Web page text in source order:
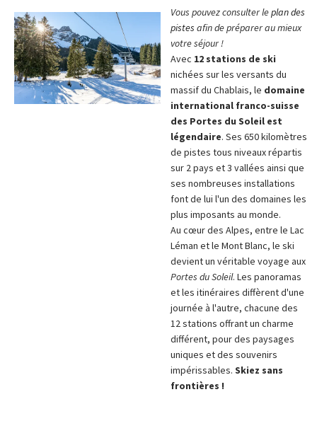
Vous pouvez consulter leplan des
pistes afin de préparer au mieux
votre séjour !
Avec 12 stations de ski
nichées sur les versants du
massif du Chablais, le domaine
international franco-suisse
des Portes du Soleil est
légendaire. Ses 650 kilomètres
de pistes tous niveaux répartis
sur 2 pays et 3 vallées ainsi que
ses nombreuses installations
font de lui l'un des domaines les
plus imposants au monde.
Au cœur des Alpes, entre le Lac
Léman et le Mont Blanc, le ski
devient un véritable voyage aux
Portes du Soleil. Les panoramas
et les itinéraires diffèrent d'une
journée à l'autre, chacune des
12 stations offrant un charme
différent, pour des paysages
uniques et des souvenirs
impérissables. Skiez sans
frontières !